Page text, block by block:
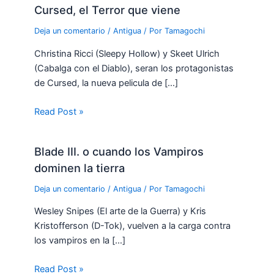
Cursed, el Terror que viene
Deja un comentario /Antigua / PorTamagochi
Christina Ricci (Sleepy Hollow) y Skeet Ulrich
(Cabalga con el Diablo), seran los protagonistas
de Cursed, la nueva pelicula de […]
Read Post »
Blade III. o cuando los Vampiros
dominen la tierra
Deja un comentario /Antigua / PorTamagochi
Wesley Snipes (El arte de la Guerra) y Kris
Kristofferson (D-Tok), vuelven a la carga contra
los vampiros en la […]
Read Post »